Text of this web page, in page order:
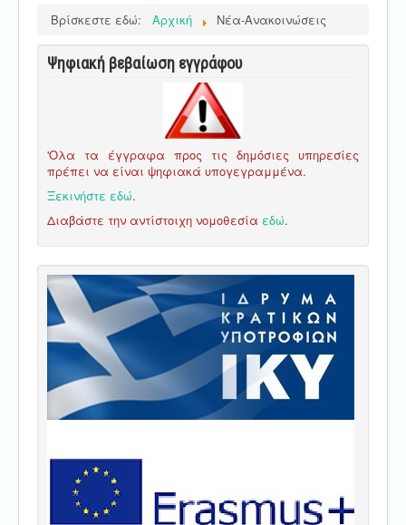
Βρίσκεστε εδώ: Αρχική Νέα-Ανακοινώσεις
Ψηφιακή βεβαίωση εγγράφου
'Ολα τα έγγραφα προς τις δημόσιες υπηρεσίες
πρέπει να είναι ψηφιακά υπογεγραμμένα.
Ξεκινήστε εδώ.
Διαβάστε την αντίστοιχη νομοθεσία εδώ.